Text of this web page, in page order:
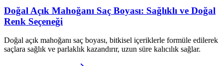
Doğal Açık Mahoğanı Saç Boyası: Sağlıklı ve Doğal
Renk Seçeneği
Doğal açık mahoğanı saç boyası, bitkisel içeriklerle formüle edilerek
saçlara sağlık ve parlaklık kazandırır, uzun süre kalıcılık sağlar.